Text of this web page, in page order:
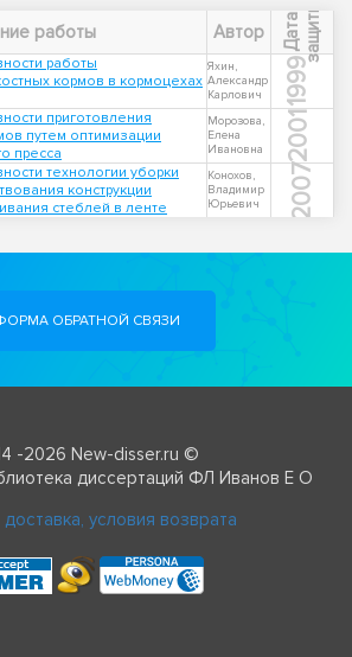
работы Автор Д
а
т
а
з
а
щ
и
т ы
работы
кормов в кормоцехах
Яхин,
Александр
Карлович
1999
приготовления
путем оптимизации
пресса
Морозова,
Елена
Ивановна
2001
технологии уборки
конструкции
стеблей в ленте
Конохов,
Владимир
Юрьевич
2007
ОБРАТНОЙ СВЯЗИ
-2026 New-disser.ru ©
диссертаций ФЛ Иванов Е О
условия возврата